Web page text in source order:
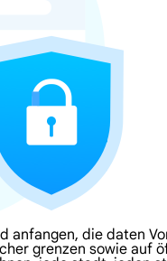
anfangen, die daten
grenzen sowie auf